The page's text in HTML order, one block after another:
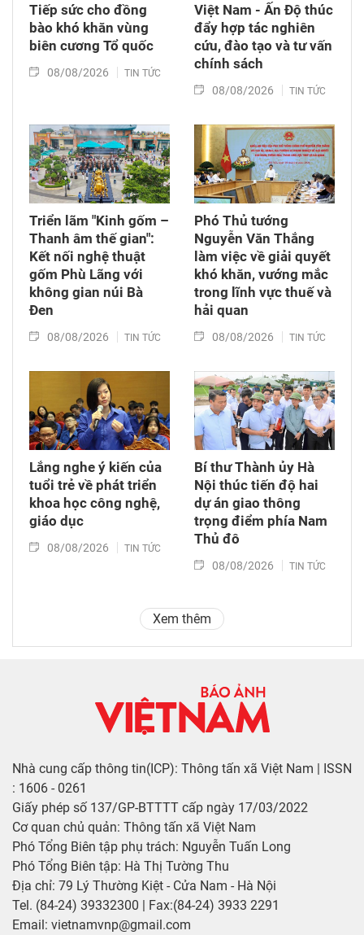
Tiếp sức cho đồng
bào khó khăn vùng
biên cương Tổ quốc
08/08/2026 TIN TỨC
Việt Nam - Ấn Độ thúc
đẩy hợp tác nghiên
cứu, đào tạo và tư vấn
chính sách
08/08/2026 TIN TỨC
Triển lãm "Kinh gốm –
Thanh âm thế gian":
Kết nối nghệ thuật
gốm Phù Lãng với
không gian núi Bà
Đen
08/08/2026 TIN TỨC
Phó Thủ tướng
Nguyễn Văn Thắng
làm việc về giải quyết
khó khăn, vướng mắc
trong lĩnh vực thuế và
hải quan
08/08/2026 TIN TỨC
Lắng nghe ý kiến của
tuổi trẻ về phát triển
khoa học công nghệ,
giáo dục
08/08/2026 TIN TỨC
Bí thư Thành ủy Hà
Nội thúc tiến độ hai
dự án giao thông
trọng điểm phía Nam
Thủ đô
08/08/2026 TIN TỨC
Xem thêm
Nhà cung cấp thông tin(ICP): Thông tấn xã Việt Nam | ISSN
: 1606 - 0261
Giấy phép số 137/GP-BTTTT cấp ngày 17/03/2022
Cơ quan chủ quản: Thông tấn xã Việt Nam
Phó Tổng Biên tập phụ trách: Nguyễn Tuấn Long
Phó Tổng Biên tập: Hà Thị Tường Thu
Địa chỉ: 79 Lý Thường Kiệt - Cửa Nam - Hà Nội
Tel. (84-24) 39332300 | Fax:(84-24) 3933 2291
Email: vietnamvnp@gmail.com